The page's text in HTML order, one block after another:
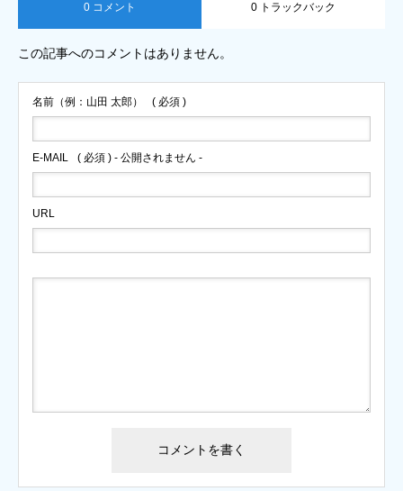
0 コメント 0 トラックバック
この記事へのコメントはありません。
名前（例：山田 太郎） ( 必須 )
E-MAIL ( 必須 ) - 公開されません -
URL